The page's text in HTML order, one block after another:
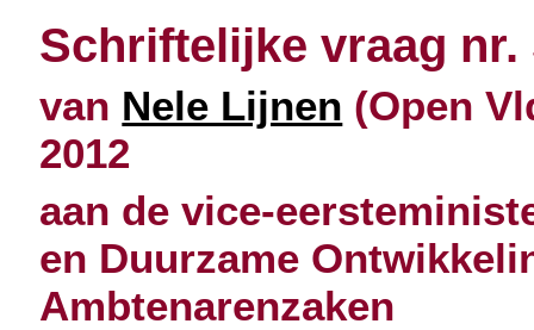
Schriftelijke vraag nr.
van Nele Lijnen (Open
2012
aan de vice-
en Duurzame
Ambtenarenzaken